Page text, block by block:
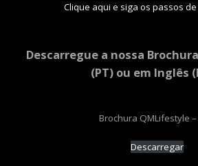
Clique aqui e siga os passos
Descarregue a nossa
(PT) ou em Inglês
Brochura QMLifestyle –
Descarregar